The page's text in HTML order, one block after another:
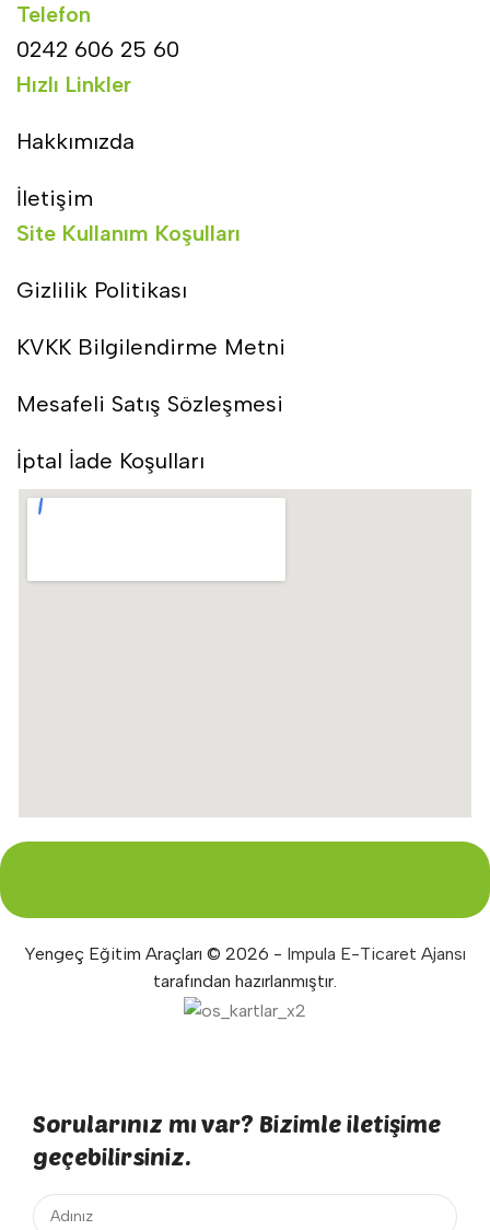
Telefon
0242 606 25 60
Hızlı Linkler
Hakkımızda
İletişim
Site Kullanım Koşulları
Gizlilik Politikası
KVKK Bilgilendirme Metni
Mesafeli Satış Sözleşmesi
İptal İade Koşulları
Yengeç Eğitim Araçları © 2026 - Impula E-Ticaret Ajansı
tarafından hazırlanmıştır.
Sorularınız mı var? Bizimle iletişime
geçebilirsiniz.